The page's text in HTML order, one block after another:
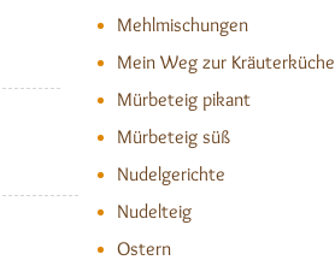
Mehlmischungen
Mein Weg zur Kräuterküche
Mürbeteig pikant
Mürbeteig süß
Nudelgerichte
Nudelteig
Ostern